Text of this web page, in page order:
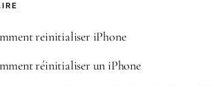
reinitialiser iPhone
réinitialiser un iPhone